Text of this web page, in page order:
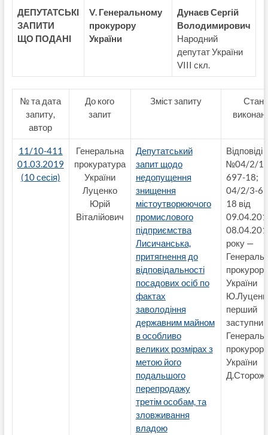
ДЕПУТАТСЬКІ
ЗАПИТИ
ЩО ПОДАНІ
V. Генеральному
прокурору
України
Дунаєв Сергій
Володимирович
Народний
депутат України
VIII скл.
№ та дата
запиту,
автор
До кого
запит
Зміст запиту
Стан
11/10-411
01.03.2019
(10 сесія)
Генеральна
прокуратура
України
Луценко
Юрій
Віталійович
Депутатський
запит щодо
недопущення
знищення
містоутворюючого
промислового
підприємства
Лисичанська,
притягнення до
відповідальності
посадових осіб по
фактах
заволодіння
державним майном
в особливо
великих розмірах з
метою його
подальшого
перепродажу
третім особам, та
зловживання
владою
Відповіді
№04/2/1-
697-18;
04/2/3-
18 від
року —
прокурор
України
перший
заступник
прокурора
України